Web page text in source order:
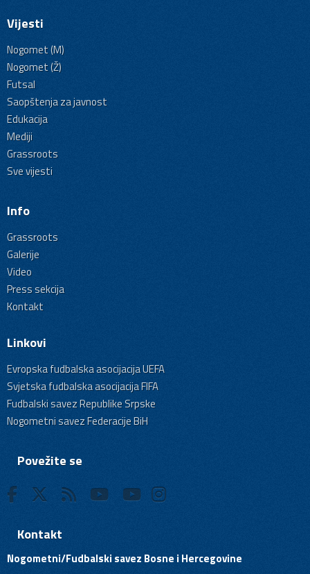
Vijesti
Nogomet (M)
Nogomet (Ž)
Futsal
Saopštenja za javnost
Edukacija
Mediji
Grassroots
Sve vijesti
Info
Grassroots
Galerije
Video
Press sekcija
Kontakt
Linkovi
Evropska fudbalska asocijacija UEFA
Svjetska fudbalska asocijacija FIFA
Fudbalski savez Republike Srpske
Nogometni savez Federacije BiH
Povežite se
Kontakt
Nogometni/Fudbalski savez Bosne i Hercegovine